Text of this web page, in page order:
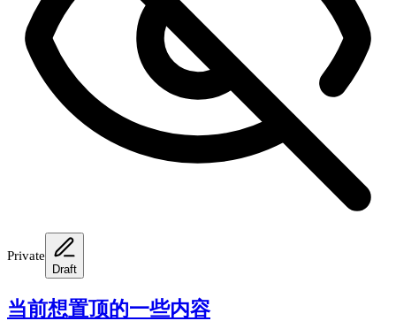
Private
Draft
当前想置顶的一些内容